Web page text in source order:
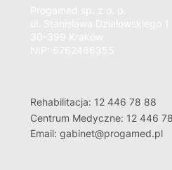
Rehabilitacja: 12 446 78 88
Centrum Medyczne: 12 446
Email: gabinet@progamed.pl